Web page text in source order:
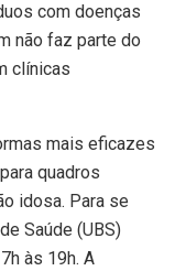
com doenças
não faz parte do
clínicas
mais eficazes
quadros
idosa. Para se
Saúde (UBS)
às 19h. A